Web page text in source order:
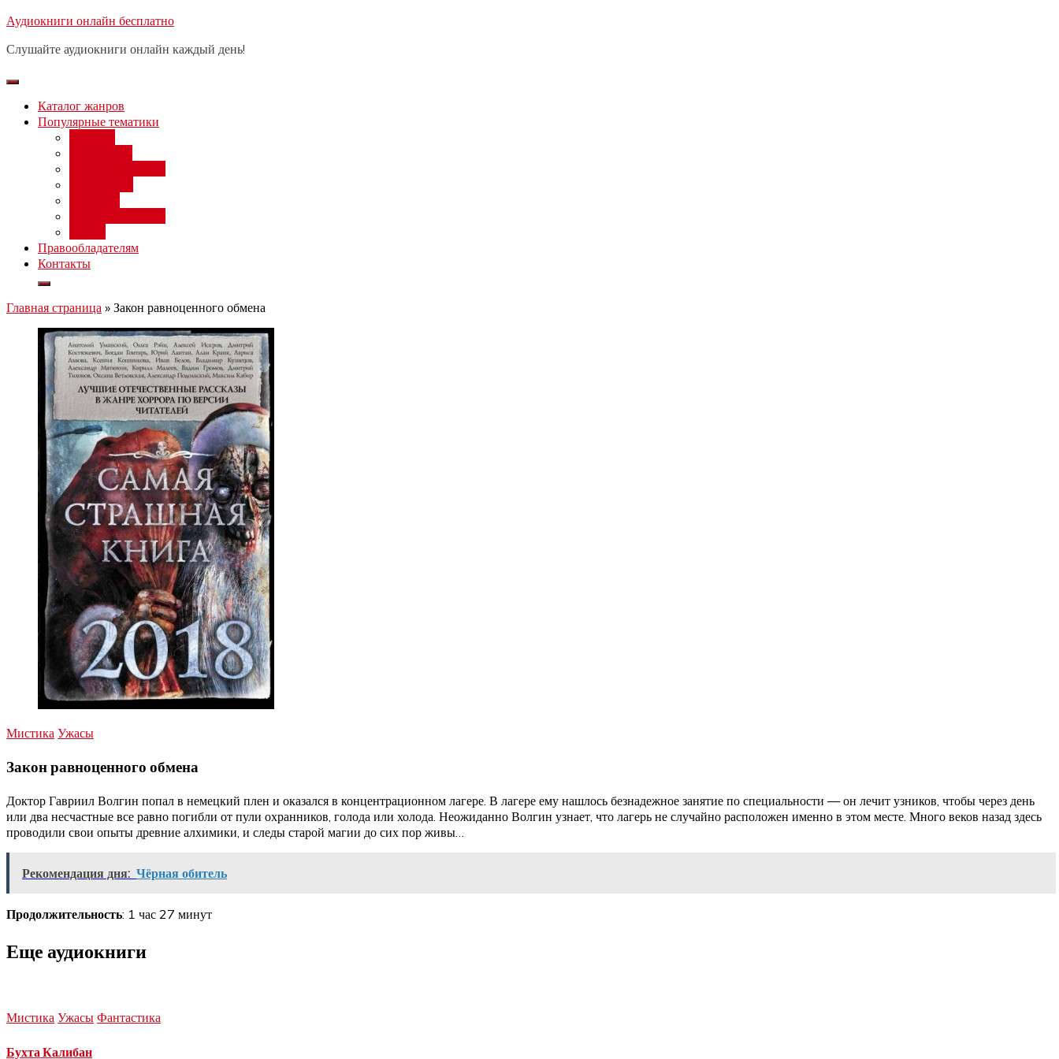
Перейти
содержимому
Аудиокниги онлайн бесплатно
Слушайте аудиокниги онлайн каждый день!
Каталог жанров
Популярные тематики
Правообладателям
Контакты
Главная страница » Закон равноценного обмена
Мистика Ужасы
Закон равноценного обмена
Доктор Гавриил Волгин попал в немецкий плен и оказался в концентрационном лагере. В лагере ему нашлось безнадежное занятие по специальности — он лечит узников, чтобы через день
или два несчастные все равно погибли от пули охранников, голода или холода. Неожиданно Волгин узнает, что лагерь не случайно расположен именно в этом месте. Много веков назад здесь
проводили свои опыты древние алхимики, и следы старой магии до сих пор живы…
Рекомендация дня: Чёрная обитель
Продолжительность: 1 час 27 минут
Еще аудиокниги
Мистика Ужасы Фантастика
Бухта Калибан